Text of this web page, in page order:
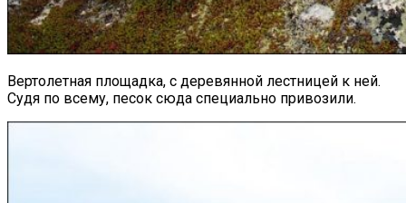
Вертолетная площадка, с деревянной лестницей к ней.
Судя по всему, песок сюда специально привозили.